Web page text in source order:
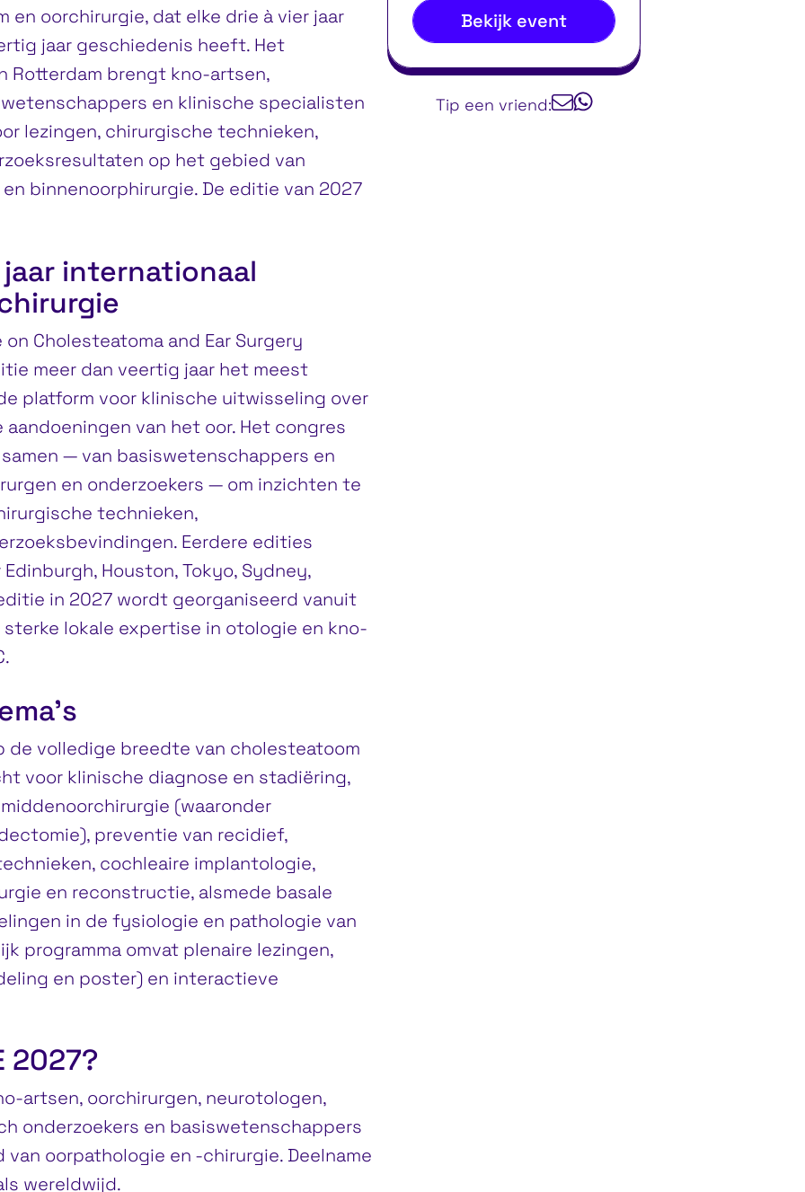
en oorchirurgie, dat elke drie à vier jaar
jaar geschiedenis heeft. Het
Rotterdam brengt kno-artsen,
en klinische specialisten
lezingen, chirurgische technieken,
op het gebied van
binnenoorphirurgie. De editie van 2027
internationaal
Cholesteatoma and Ear Surgery
meer dan veertig jaar het meest
platform voor klinische uitwisseling over
van het oor. Het congres
— van basiswetenschappers en
en onderzoekers — om inzichten te
technieken,
Eerdere edities
Houston, Tokyo, Sydney,
in 2027 wordt georganiseerd vanuit
sterke lokale expertise in otologie en kno-
de volledige breedte van cholesteatoom
voor klinische diagnose en stadiëring,
(waaronder
preventie van recidief,
cochleaire implantologie,
en reconstructie, alsmede basale
in de fysiologie en pathologie van
programma omvat plenaire lezingen,
en poster) en interactieve
2027?
artsen, oorchirurgen, neurotologen,
onderzoekers en basiswetenschappers
oorpathologie en -chirurgie. Deelname
wereldwijd.
Bekijk event
Tip een vriend: